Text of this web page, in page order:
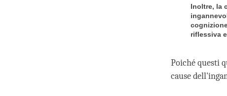
Inoltre, la
riflessiva
Poiché questi
cause